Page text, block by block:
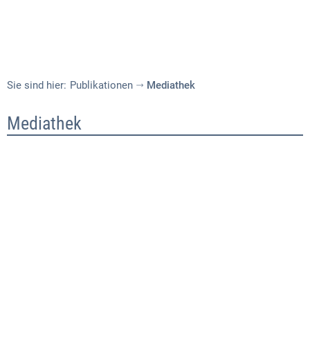
Sie sind hier: Publikationen Mediathek
Mediathek
Mediathek